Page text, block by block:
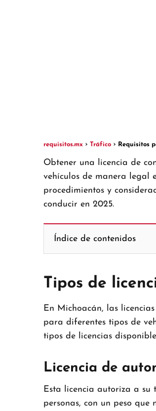
requisitos.mx Tráfico Requisitos
Obtener una licencia de
vehículos de manera legal
procedimientos y
conducir en 2025.
Índice de contenidos
Tipos de
En Michoacán, las
para diferentes tipos de
tipos de licencias
Licencia de
Esta licencia autoriza a su
personas, con un peso que